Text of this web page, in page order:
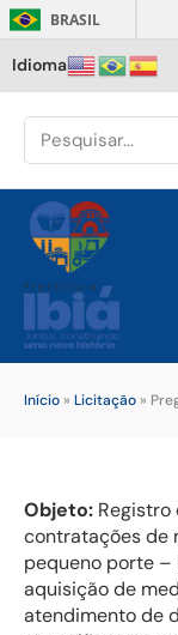
BRASIL
Idioma
Início » Licitação »
Objeto:
contratações de
pequeno porte –
aquisição de
atendimento de